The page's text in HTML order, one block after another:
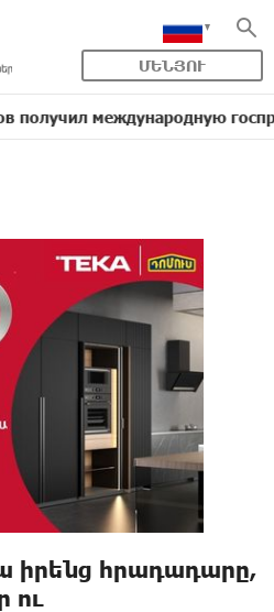
ՄԵՆՅՈՒ
госпремию Китая в
իրենց հրադադարը,
ու